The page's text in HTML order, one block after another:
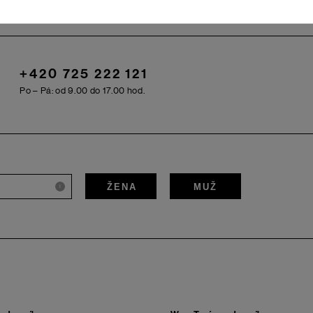
+420 725 222 121
Po – Pá: od 9.00 do 17.00 hod.
i ŽENA MUŽ